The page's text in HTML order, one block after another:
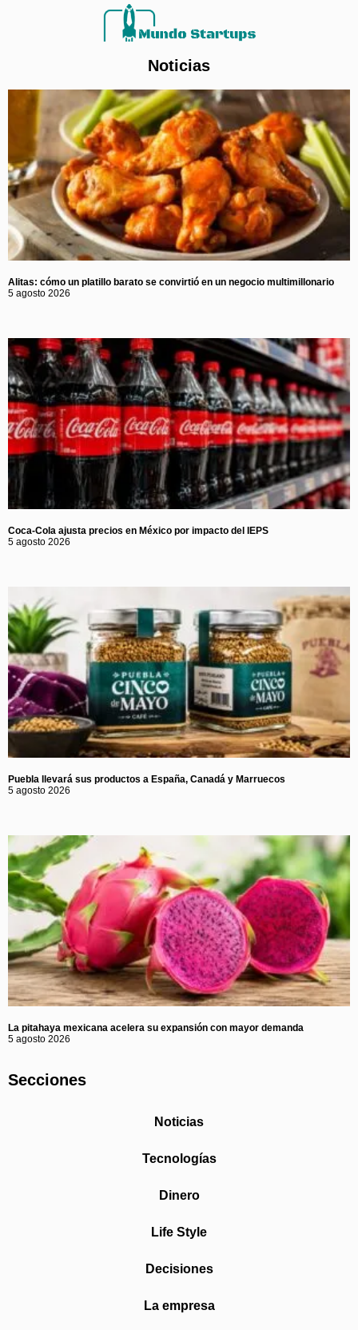
Noticias
Alitas: cómo un platillo barato se convirtió en un negocio multimillonario
5 agosto 2026
Coca-Cola ajusta precios en México por impacto del IEPS
5 agosto 2026
Puebla llevará sus productos a España, Canadá y Marruecos
5 agosto 2026
La pitahaya mexicana acelera su expansión con mayor demanda
5 agosto 2026
Secciones
Noticias
Tecnologías
Dinero
Life Style
Decisiones
La empresa